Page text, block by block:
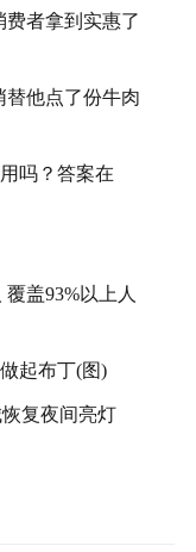
者拿到实惠了
替他点了份牛肉
吗？答案在
盖93%以上人
起布丁(图)
复夜间亮灯